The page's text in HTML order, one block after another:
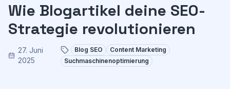
Wie Blogartikel deine SEO-
Strategie revolutionieren
27. Juni
2025
Blog SEO
Content Marketing
Suchmaschinenoptimierung